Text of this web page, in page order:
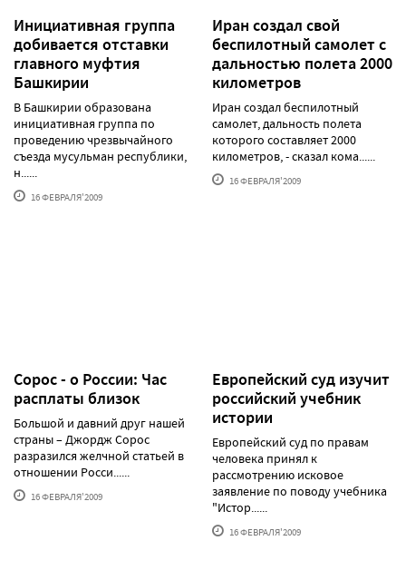
Инициативная группа
добивается отставки
главного муфтия
Башкирии
В Башкирии образована
инициативная группа по
проведению чрезвычайного
съезда мусульман республики,
н......
16 ФЕВРАЛЯ'2009
Иран создал свой
беспилотный самолет с
дальностью полета 2000
километров
Иран создал беспилотный
самолет, дальность полета
которого составляет 2000
километров, - сказал кома......
16 ФЕВРАЛЯ'2009
Сорос - о России: Час
расплаты близок
Большой и давний друг нашей
страны – Джордж Сорос
разразился желчной статьей в
отношении Росси......
16 ФЕВРАЛЯ'2009
Европейский суд изучит
российский учебник
истории
Европейский суд по правам
человека принял к
рассмотрению исковое
заявление по поводу учебника
"Истор......
16 ФЕВРАЛЯ'2009